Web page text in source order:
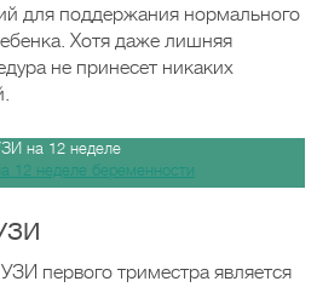
для поддержания нормального
Хотя даже лишняя
не принесет никаких
12 неделе беременности
первого триместра является